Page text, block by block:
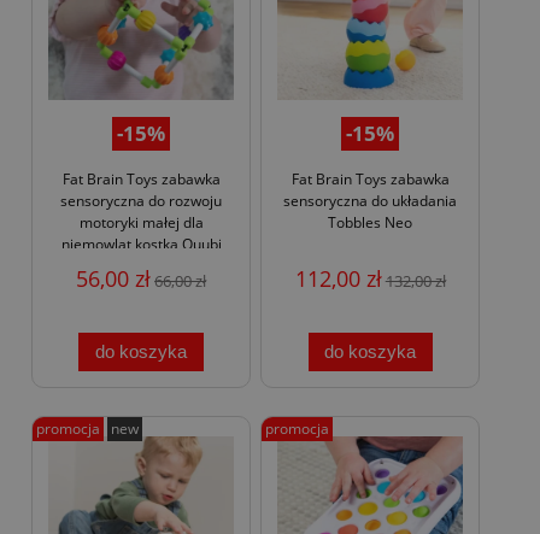
-15%
Fat Brain Toys zabawka
sensoryczna do rozwoju
motoryki małej dla
niemowląt kostka Quubi
56,00 zł66,00 zł
do koszyka
-15%
Fat Brain Toys zabawka
sensoryczna do układania
Tobbles Neo
112,00 zł132,00 zł
do koszyka
promocja new promocja